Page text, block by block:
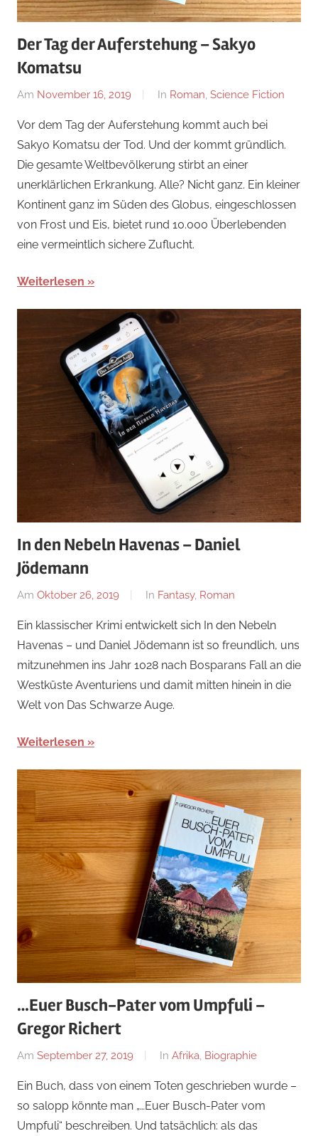
Der Tag der Auferstehung – Sakyo
Komatsu
Am November 16, 2019
Von
In Roman, Science Fiction
Vor dem Tag der Auferstehung kommt auch bei
Sakyo Komatsu der Tod. Und der kommt gründlich.
Die gesamte Weltbevölkerung stirbt an einer
unerklärlichen Erkrankung. Alle? Nicht ganz. Ein kleiner
Kontinent ganz im Süden des Globus, eingeschlossen
von Frost und Eis, bietet rund 10.000 Überlebenden
eine vermeintlich sichere Zuflucht.
Weiterlesen
In den Nebeln Havenas – Daniel
Jödemann
Am Oktober 26, 2019
Von
In Fantasy, Roman
Ein klassischer Krimi entwickelt sich In den Nebeln
Havenas – und Daniel Jödemann ist so freundlich, uns
mitzunehmen ins Jahr 1028 nach Bosparans Fall an die
Westküste Aventuriens und damit mitten hinein in die
Welt von Das Schwarze Auge.
Weiterlesen
…Euer Busch-Pater vom Umpfuli –
Gregor Richert
Am September 27, 2019
Von
In Afrika, Biographie
Ein Buch, dass von einem Toten geschrieben wurde –
so salopp könnte man „…Euer Busch-Pater vom
Umpfuli“ beschreiben. Und tatsächlich: als das